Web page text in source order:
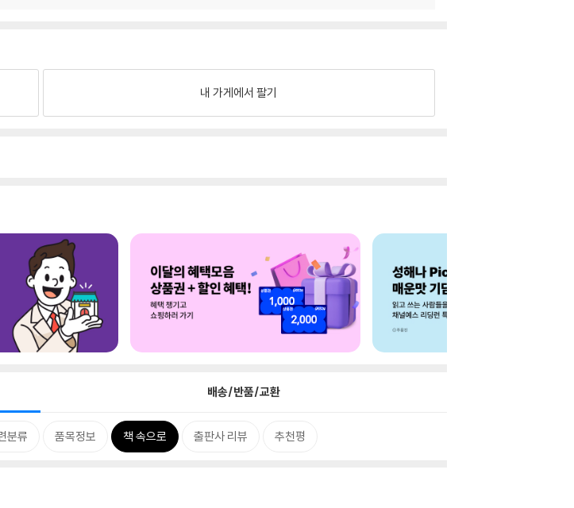
내 가게에서 팔기
배송/반품/교환
분류 품목정보 책 속으로 출판사 리뷰 추천평